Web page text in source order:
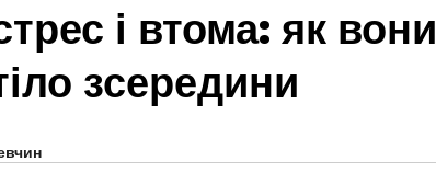
і втома: як вони
зсередини